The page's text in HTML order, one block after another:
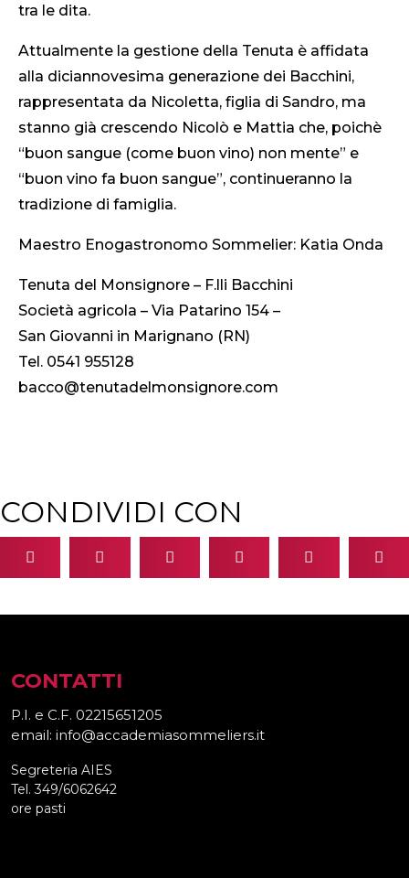
tra le dita.
Attualmente la gestione della Tenuta è affidata
alla diciannovesima generazione dei Bacchini,
rappresentata da Nicoletta, figlia di Sandro, ma
stanno già crescendo Nicolò e Mattia che, poichè
“buon sangue (come buon vino) non mente” e
“buon vino fa buon sangue”, continueranno la
tradizione di famiglia.
Maestro Enogastronomo Sommelier: Katia Onda
Tenuta del Monsignore – F.lli Bacchini
Società agricola – Via Patarino 154 –
San Giovanni in Marignano (RN)
Tel. 0541 955128
bacco@tenutadelmonsignore.com
CONDIVIDI CON
CONTATTI
P.I. e C.F. 02215651205
email: info@accademiasommeliers.it
Segreteria AIES
Tel. 349/6062642
ore pasti